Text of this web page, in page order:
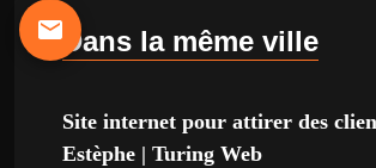
Dans la même ville
Site internet pour attirer des
Estèphe | Turing Web